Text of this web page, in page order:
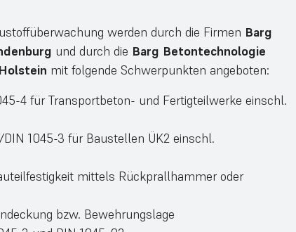
werden durch die Firmen Barg
und durch die Barg Betontechnologie
mit folgende Schwerpunkten angeboten:
4 für Transportbeton- und Fertigteilwerke einschl.
1045-3 für Baustellen ÜK2 einschl.
mittels Rückprallhammer oder
bzw. Bewehrungslage